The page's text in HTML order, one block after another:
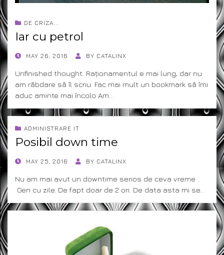
DE CRIZA...
Iar cu petrol
POSTEDMAY 26, 2016 BY CATALINX
Unfinished thought. Raționamentul e mai lung, dar nu
am răbdare să îl scriu. Fac mai mult un bookmark să îmi
aduc aminte mai încolo Am…
ADMINISTRARE IT
Posibil down time
POSTEDMAY 25, 2016 BY CATALINX
Nu am mai avut un downtime serios de ceva vreme .
Gen cu zile. De fapt doar de 2 ori. De data asta mi se…